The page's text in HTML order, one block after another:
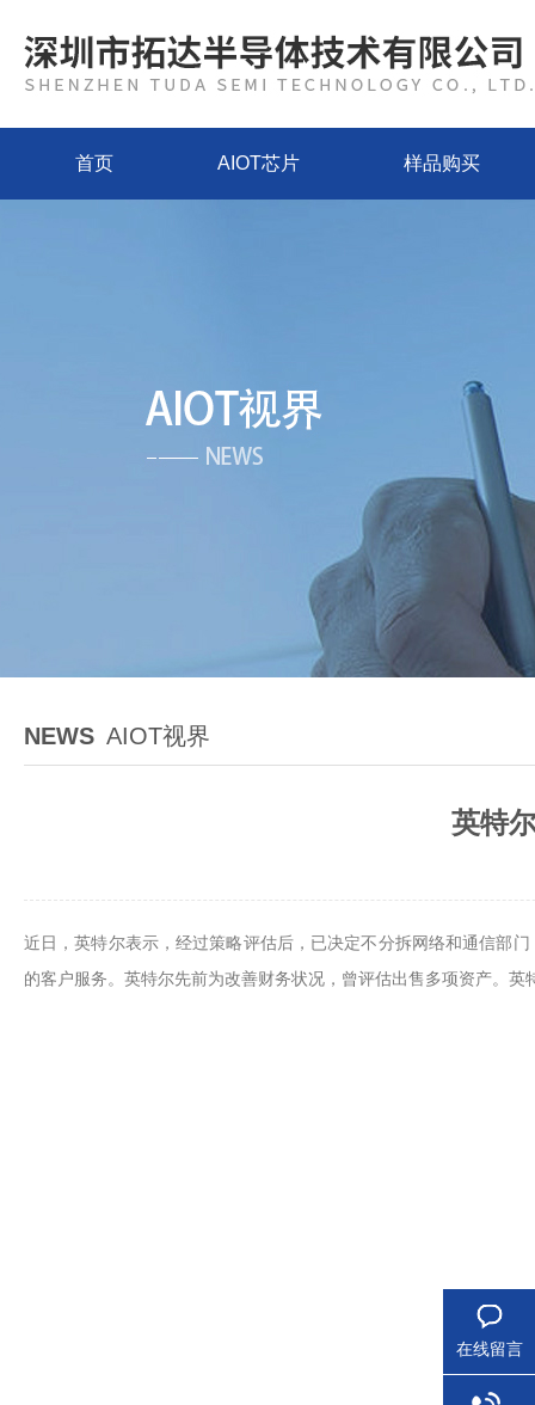
首页 AIOT芯片 样品购买
NEWS AIOT视界
英特
近日，英特尔表示，经过策略评估后，已决定不分拆网络和通信部
的客户服务。英特尔先前为改善财务状况，曾评估出售多项资产。
在线留言